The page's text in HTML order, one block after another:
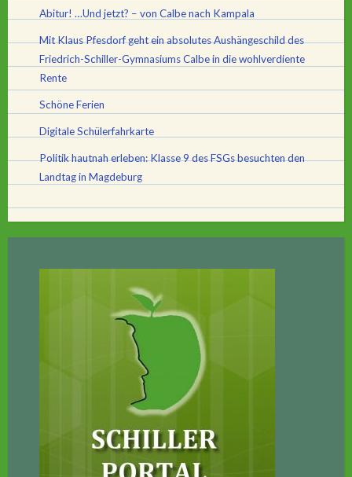
Abitur! …Und jetzt? – von Calbe nach Kampala
Mit Klaus Pfesdorf geht ein absolutes Aushängeschild des
Friedrich-Schiller-Gymnasiums Calbe in die wohlverdiente
Rente
Schöne Ferien
Digitale Schülerfahrkarte
Politik hautnah erleben: Klasse 9 des FSGs besuchten den
Landtag in Magdeburg